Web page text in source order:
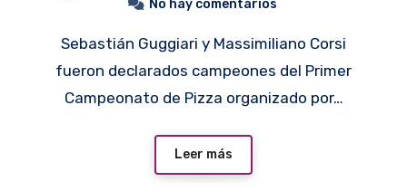
No hay comentarios
Sebastián Guggiari y Massimiliano Corsi
fueron declarados campeones del Primer
Campeonato de Pizza organizado por…
Leer más